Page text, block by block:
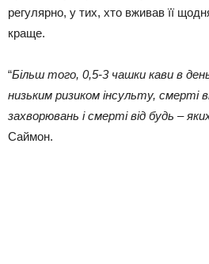
регулярно, у тих, хто вживав її
краще.
“Більш того, 0,5-3 чашки кави в день
низьким ризиком інсульту, смерті
захворювань і смерті від будь –
Саймон.